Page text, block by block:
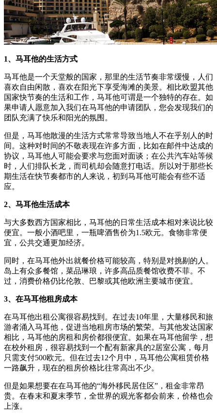
1、马耳他的生活方式
马耳他是一个天堂般的国家，那里的生活节奏非常缓慢，人们
喜欢自由闲散，喜欢在阳光下享受海滩的美景。相比欧盟其他
国家快节奏的生活和工作，马耳他可谓是一个独特的存在。如
果申请人愿意加入我们在马耳他的申请团队，您会发现我们的
团队充满了快乐和阳光的氛围。
但是，马耳他散漫的生活方式常常导致当地人不在乎别人的时
间。这种对时间的不敬表现在许多方面，比如在邮件中达成的
协议，马耳他人可能会要求与您面对面谈；在公共汽车站等候
时，人们排队长龙，而司机却会随意打电话。所以对于那些长
期生活在快节奏都市的人来说，初到马耳他可能会有些不适
应。
2、马耳他生活成本
与大多数西方国家相比，马耳他的日常生活成本相对来说比较
便宜。一般小酒吧里，一瓶啤酒售价为1.5欧元。食物非常便
宜，公共交通更加经济。
同时，在马耳他外出就餐价格可能较高，特别是对挑剔的人。
岛上有众多餐馆，菜品琳琅，许多高品质餐馆收费不菲。不
过，消费价格仍比伦敦、巴黎或其他欧洲主要城市便宜。
3、在马耳他租房成本
在马耳他出租公寓很容易找到。在过去10年里，大量移民和旅
游者涌入马耳他，促进当地租房市场的繁荣。与其他发达国家
相比，马耳他的房租和房价都很便宜。如果在马耳他留学，想
在校外租房，很容易找到一个配有新家具的2居室公寓，每月
只需支付500欧元。但在过去12个月中，马耳他公寓租赁价格
一路飙升，现在的租房价格比往常高出不少。
但是如果想要在在马耳他的“海外移民居住区”，租金非常昂
贵。在春末和夏末季节，全世界的观光客都会前来，价格也会
上涨。